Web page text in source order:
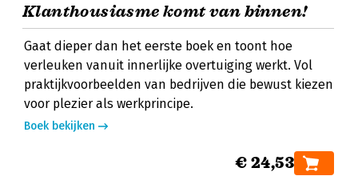
Klanthousiasme komt van binnen!
Gaat dieper dan het eerste boek en toont hoe
verleuken vanuit innerlijke overtuiging werkt. Vol
praktijkvoorbeelden van bedrijven die bewust kiezen
voor plezier als werkprincipe.
Boek bekijken
€ 24,53